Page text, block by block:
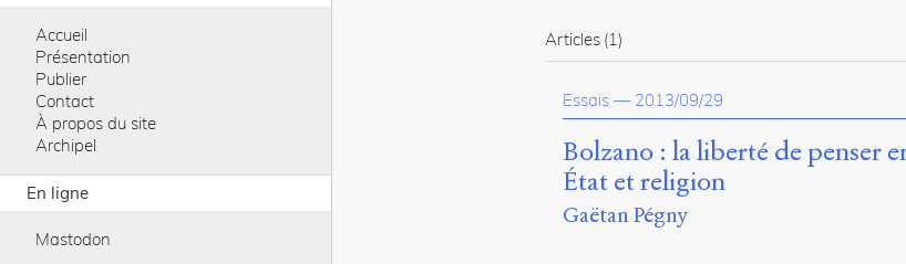
Accueil
Présentation
Publier
Contact
À propos du site
Archipel
En ligne
Mastodon
Articles (1)
Essais — 2013/09/29
Bolzano : la liberté de penser
État et religion
Gaëtan Pégny